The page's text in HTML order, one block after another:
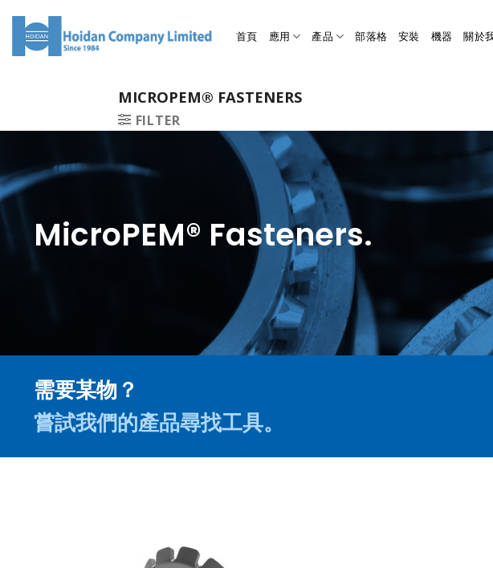
首頁 應用 產品 部落格 安裝 機器 關於
MICROPEM® FASTENERS
FILTER
MicroPEM® Fasteners.
需要某物？
嘗試我們的產品尋找工具。